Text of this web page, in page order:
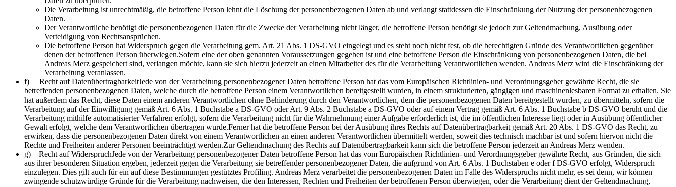
Die Verarbeitung ist unrechtmäßig, die betroffene Person lehnt die Löschung der personenbezogenen Daten ab und verlangt stattdessen die Einschränkung der Nutzung der personenbezogenen
Daten.
Der Verantwortliche benötigt die personenbezogenen Daten für die Zwecke der Verarbeitung nicht länger, die betroffene Person benötigt sie jedoch zur Geltendmachung, Ausübung oder
Verteidigung von Rechtsansprüchen.
Die betroffene Person hat Widerspruch gegen die Verarbeitung gem. Art. 21 Abs. 1 DS-GVO eingelegt und es steht noch nicht fest, ob die berechtigten Gründe des Verantwortlichen gegenüber
denen der betroffenen Person überwiegen.Sofern eine der oben genannten Voraussetzungen gegeben ist und eine betroffene Person die Einschränkung von personenbezogenen Daten, die bei
Andreas Merz gespeichert sind, verlangen möchte, kann sie sich hierzu jederzeit an einen Mitarbeiter des für die Verarbeitung Verantwortlichen wenden. Andreas Merz wird die Einschränkung der
Verarbeitung veranlassen.
f) Recht auf DatenübertragbarkeitJede von der Verarbeitung personenbezogener Daten betroffene Person hat das vom Europäischen Richtlinien- und Verordnungsgeber gewährte Recht, die sie
betreffenden personenbezogenen Daten, welche durch die betroffene Person einem Verantwortlichen bereitgestellt wurden, in einem strukturierten, gängigen und maschinenlesbaren Format zu erhalten. Sie
hat außerdem das Recht, diese Daten einem anderen Verantwortlichen ohne Behinderung durch den Verantwortlichen, dem die personenbezogenen Daten bereitgestellt wurden, zu übermitteln, sofern die
Verarbeitung auf der Einwilligung gemäß Art. 6 Abs. 1 Buchstabe a DS-GVO oder Art. 9 Abs. 2 Buchstabe a DS-GVO oder auf einem Vertrag gemäß Art. 6 Abs. 1 Buchstabe b DS-GVO beruht und die
Verarbeitung mithilfe automatisierter Verfahren erfolgt, sofern die Verarbeitung nicht für die Wahrnehmung einer Aufgabe erforderlich ist, die im öffentlichen Interesse liegt oder in Ausübung öffentlicher
Gewalt erfolgt, welche dem Verantwortlichen übertragen wurde.Ferner hat die betroffene Person bei der Ausübung ihres Rechts auf Datenübertragbarkeit gemäß Art. 20 Abs. 1 DS-GVO das Recht, zu
erwirken, dass die personenbezogenen Daten direkt von einem Verantwortlichen an einen anderen Verantwortlichen übermittelt werden, soweit dies technisch machbar ist und sofern hiervon nicht die
Rechte und Freiheiten anderer Personen beeinträchtigt werden.Zur Geltendmachung des Rechts auf Datenübertragbarkeit kann sich die betroffene Person jederzeit an Andreas Merz wenden.
g) Recht auf WiderspruchJede von der Verarbeitung personenbezogener Daten betroffene Person hat das vom Europäischen Richtlinien- und Verordnungsgeber gewährte Recht, aus Gründen, die sich
aus ihrer besonderen Situation ergeben, jederzeit gegen die Verarbeitung sie betreffender personenbezogener Daten, die aufgrund von Art. 6 Abs. 1 Buchstaben e oder f DS-GVO erfolgt, Widerspruch
einzulegen. Dies gilt auch für ein auf diese Bestimmungen gestütztes Profiling. Andreas Merz verarbeitet die personenbezogenen Daten im Falle des Widerspruchs nicht mehr, es sei denn, wir können
zwingende schutzwürdige Gründe für die Verarbeitung nachweisen, die den Interessen, Rechten und Freiheiten der betroffenen Person überwiegen, oder die Verarbeitung dient der Geltendmachung,